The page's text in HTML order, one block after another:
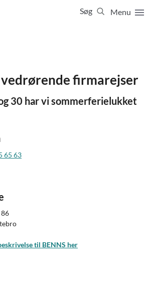
Menu
Søg
firmarejser
30 har vi sommerferielukket
65 63
til BENNS her
Luk
for:
og temarejser
Studierejser